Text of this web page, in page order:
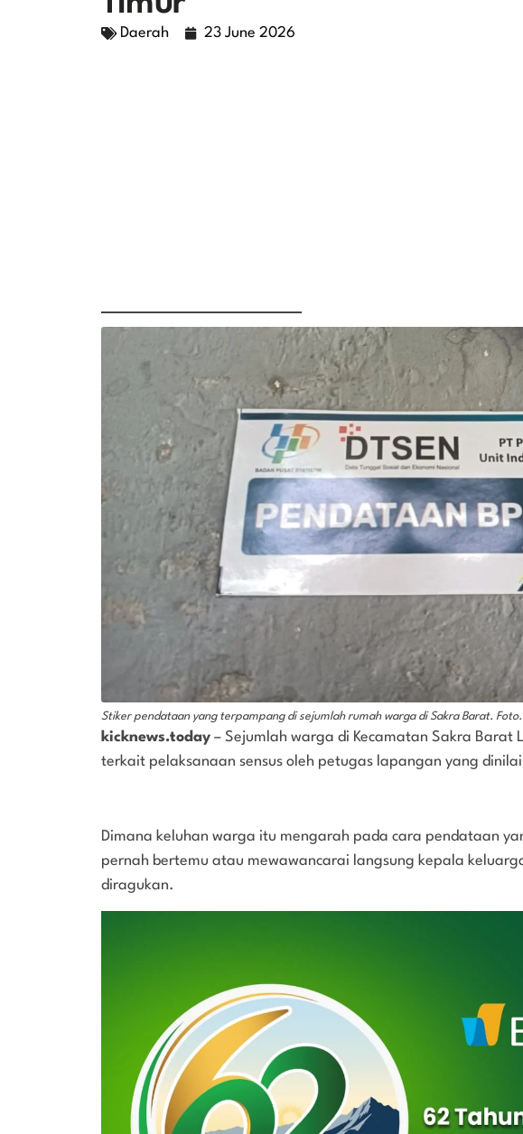
Daerah 23 June 2026
Stiker pendataan yang terpampang di sejumlah rumah warga di Sakra Barat.
kicknews.today – Sejumlah warga di Kecamatan Sakra Barat
terkait pelaksanaan sensus oleh petugas lapangan yang
‎Dimana keluhan warga itu mengarah pada cara pendataan
pernah bertemu atau mewawancarai langsung kepala
diragukan.